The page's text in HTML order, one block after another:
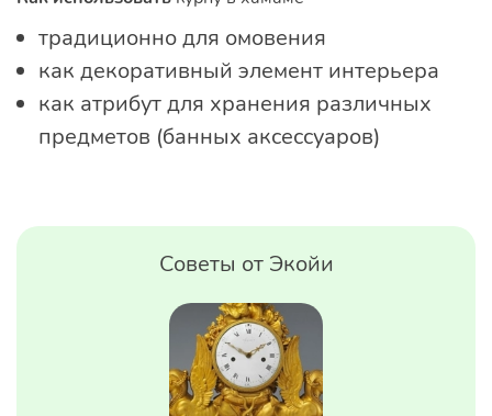
традиционно для омовения
как декоративный элемент интерьера
как атрибут для хранения различных
предметов (банных аксессуаров)
Советы от Экойи